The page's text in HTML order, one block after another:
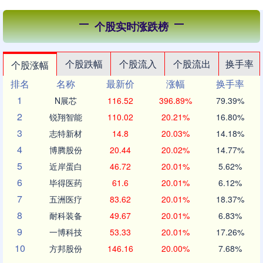
个股实时涨跌榜
个股涨幅 个股跌幅 个股流入 个股流出
换手率
排名
名称 最新价 涨幅
换手率
1
N展芯 116.52 396.89% 79.39%
2 锐翔智能 110.02 20.21% 16.80%
3 志特新材 14.8 20.03% 14.18%
4 博腾股份 20.44 20.02% 14.77%
5 近岸蛋白 46.72 20.01% 5.62%
6 毕得医药 61.6 20.01% 6.12%
7 五洲医疗 83.62 20.01% 18.37%
8 耐科装备 49.67 20.01% 6.83%
9 一博科技 53.33 20.01% 17.26%
10 方邦股份 146.16 20.00% 7.68%